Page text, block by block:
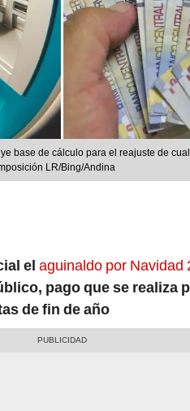
base de cálculo para el reajuste de
LR/Bing/Andina
el aguinaldo por Navidad
pago que se realiza
de fin de año